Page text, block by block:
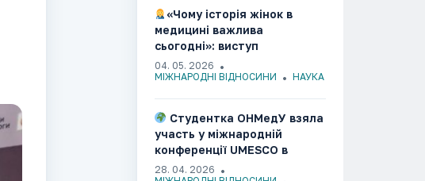
«Чому історія жінок в
медицині важлива
сьогодні»: виступ
здобувачки ОНМедУ на
міжнародній конференції в
04. 05. 2026
МІЖНАРОДНІ ВІДНОСИНИ
НАУКА
Студентка ОНМедУ взяла
участь у міжнародній
конференції UMESCO в
Ужгороді​​​​​​​​​​​​​​​​
28. 04. 2026